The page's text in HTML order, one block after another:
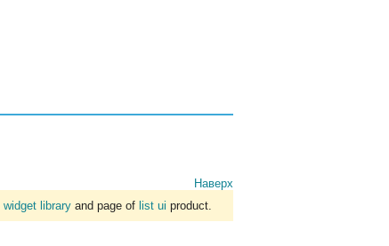
Наверх
widget library and page of list ui product.